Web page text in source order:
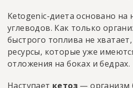
Ketogenic-диета основано на
углеводов. Как только
быстрого топлива не
ресурсы, которые уже
отложения на боках и бедрах.
Наступает кетоз — организм